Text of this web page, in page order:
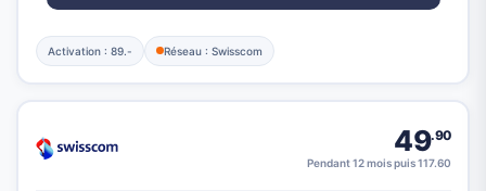
Activation : 89.- Réseau : Swisscom
49.90
Pendant 12 mois puis 117.60